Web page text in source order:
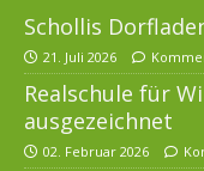
Schollis
21. Juli 2026
Realschule für
ausgezeichnet
02. Februar 2026